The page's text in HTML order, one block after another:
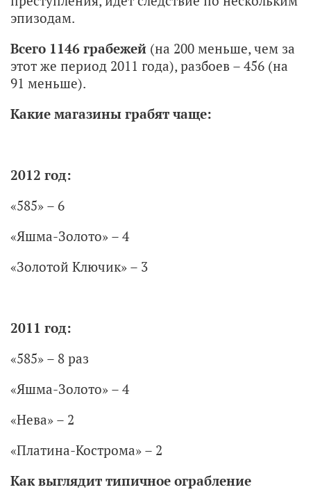
эпизодам.
Всего 1146 грабежей (на 200 меньше, чем за
этот же период 2011 года), разбоев – 456 (на
91 меньше).
Какие магазины грабят чаще:
2012 год:
«585» – 6
«Яшма-Золото» – 4
«Золотой Ключик» – 3
2011 год:
«585» – 8 раз
«Яшма-Золото» – 4
«Нева» – 2
«Платина-Кострома» – 2
Как выглядит типичное ограбление